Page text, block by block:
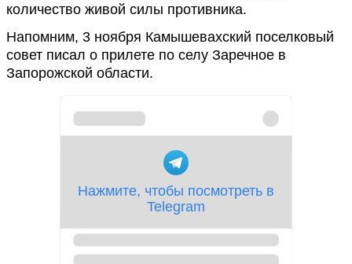
количество живой силы противника.
Напомним, 3 ноября Камышевахский поселковый
совет писал о прилете по селу Заречное в
Запорожской области.